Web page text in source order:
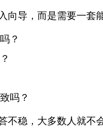
向导，而是需要一套
？
吗？
不稳，大多数人就不